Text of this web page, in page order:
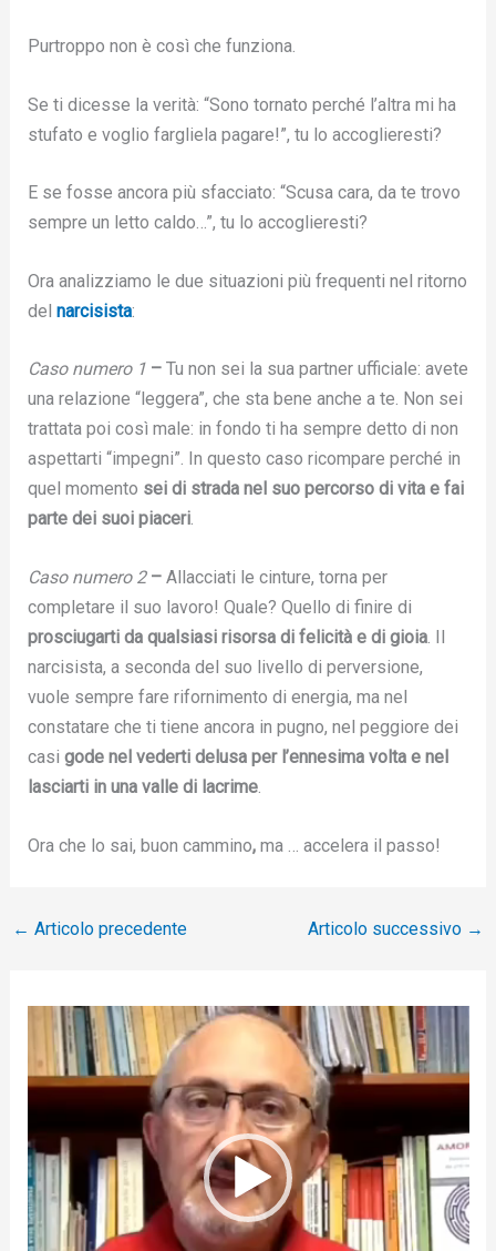
Purtroppo non è così che funziona.
Se ti dicesse la verità: “Sono tornato perché l’altra mi ha
stufato e voglio fargliela pagare!”, tu lo accoglieresti?
E se fosse ancora più sfacciato: “Scusa cara, da te trovo
sempre un letto caldo…”, tu lo accoglieresti?
Ora analizziamo le due situazioni più frequenti nel ritorno
del narcisista:
Caso numero 1–Tu non sei la sua partner ufficiale: avete
una relazione “leggera”, che sta bene anche a te. Non sei
trattata poi così male: in fondo ti ha sempre detto di non
aspettarti “impegni”. In questo caso ricompare perché in
quel momento sei di strada nel suo percorso di vita e fai
parte dei suoi piaceri.
Caso numero 2 –Allacciati le cinture, torna per
completare il suo lavoro! Quale? Quello di finire di
prosciugarti da qualsiasi risorsa di felicità e di gioia. Il
narcisista, a seconda del suo livello di perversione,
vuole sempre fare rifornimento di energia, ma nel
constatare che ti tiene ancora in pugno, nel peggiore dei
casi gode nel vederti delusa per l’ennesima volta e nel
lasciarti in una valle di lacrime.
Ora che lo sai, buon cammino, ma … accelera il passo!
← Articolo precedente Articolo successivo →
d
o
P
l